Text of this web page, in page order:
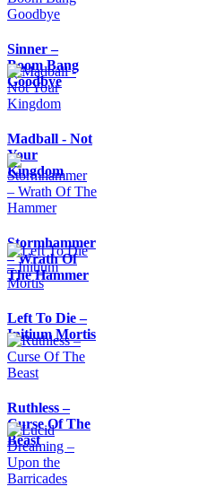
Sinner –
Boom Bang
Goodbye
Madball - Not
Your
Kingdom
Stormhammer
– Wrath Of
The Hammer
Left To Die –
Initium Mortis
Ruthless –
Curse Of The
Beast